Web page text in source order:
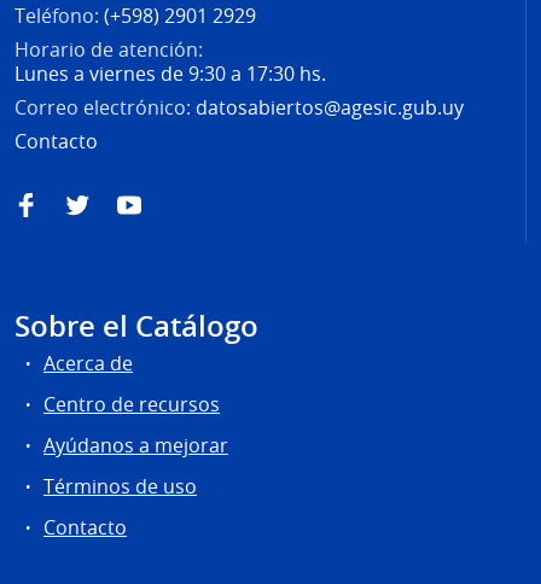
Teléfono: (+598) 2901 2929
Horario de atención:
Lunes a viernes de 9:30 a 17:30 hs.
Correo electrónico: datosabiertos@agesic.gub.uy
Contacto
FacebookTwitterYouTube
Sobre el Catálogo
Acerca de
Centro de recursos
Ayúdanos a mejorar
Términos de uso
Contacto